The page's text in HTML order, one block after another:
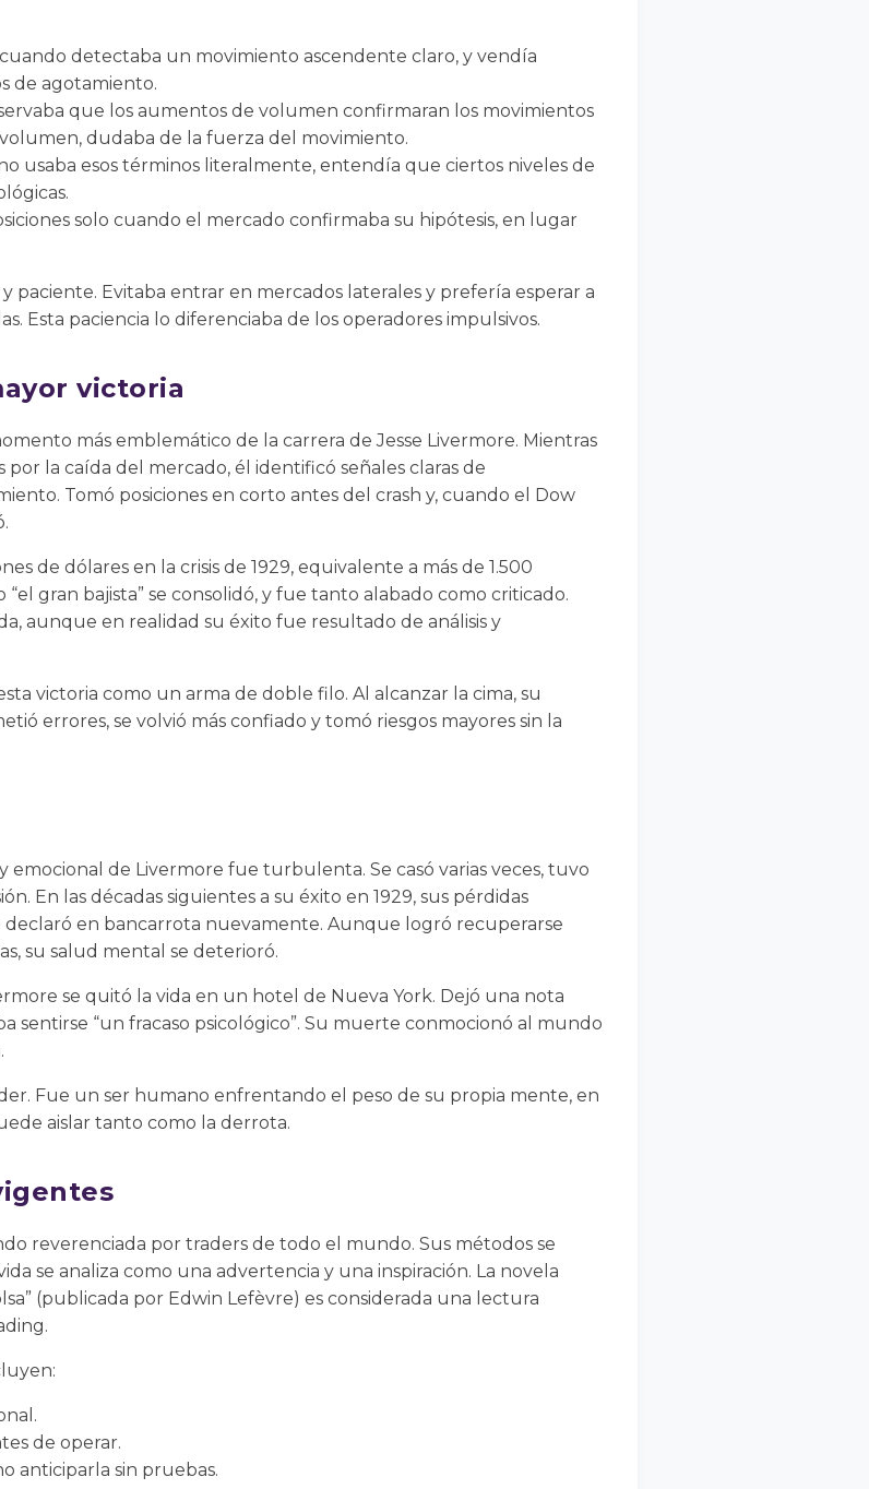
detectaba un movimiento ascendente claro, y vendía
de agotamiento.
que los aumentos de volumen confirmaran los movimientos
dudaba de la fuerza del movimiento.
usaba esos términos literalmente, entendía que ciertos niveles de
solo cuando el mercado confirmaba su hipótesis, en lugar
paciente. Evitaba entrar en mercados laterales y prefería esperar a
Esta paciencia lo diferenciaba de los operadores impulsivos.
victoria
más emblemático de la carrera de Jesse Livermore. Mientras
por la caída del mercado, él identificó señales claras de
Tomó posiciones en corto antes del crash y, cuando el Dow
de dólares en la crisis de 1929, equivalente a más de 1.500
gran bajista” se consolidó, y fue tanto alabado como criticado.
aunque en realidad su éxito fue resultado de análisis y
victoria como un arma de doble filo. Al alcanzar la cima, su
errores, se volvió más confiado y tomó riesgos mayores sin la
emocional de Livermore fue turbulenta. Se casó varias veces, tuvo
En las décadas siguientes a su éxito en 1929, sus pérdidas
declaró en bancarrota nuevamente. Aunque logró recuperarse
su salud mental se deterioró.
se quitó la vida en un hotel de Nueva York. Dejó una nota
sentirse “un fracaso psicológico”. Su muerte conmocionó al mundo
Fue un ser humano enfrentando el peso de su propia mente, en
aislar tanto como la derrota.
reverenciada por traders de todo el mundo. Sus métodos se
se analiza como una advertencia y una inspiración. La novela
(publicada por Edwin Lefèvre) es considerada una lectura
de operar.
anticiparla sin pruebas.